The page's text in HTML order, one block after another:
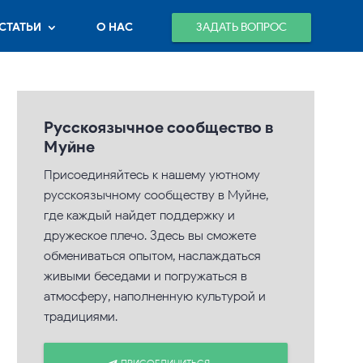
О НАС ЗАДАТЬ ВОПРОС
Русскоязычное сообщество в
Муйне
Присоединяйтесь к нашему уютному
русскоязычному сообществу в Муйне,
где каждый найдет поддержку и
дружеское плечо. Здесь вы сможете
обмениваться опытом, наслаждаться
живыми беседами и погружаться в
атмосферу, наполненную культурой и
традициями.